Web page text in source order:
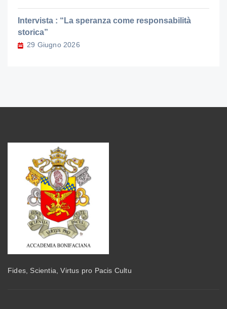
Intervista : “La speranza come responsabilità
storica”
29 Giugno 2026
Fides, Scientia, Virtus pro Pacis Cultu